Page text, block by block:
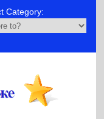
Category: